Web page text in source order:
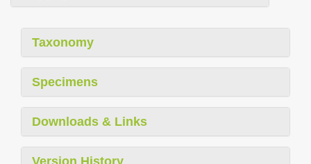
Taxonomy
Specimens
Downloads & Links
Version History